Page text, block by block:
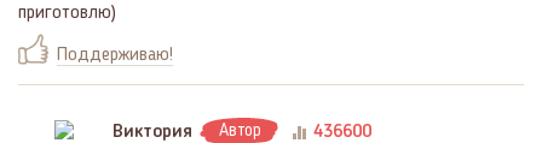
приготовлю)
Поддерживаю!
Виктория Автор 436600